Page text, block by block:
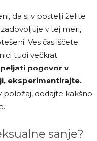
da si v postelji želite
v tej meri,
Ves čas iščete
tudi večkrat
pogovor v
eksperimentirajte.
položaj, dodajte kakšno
sanje?